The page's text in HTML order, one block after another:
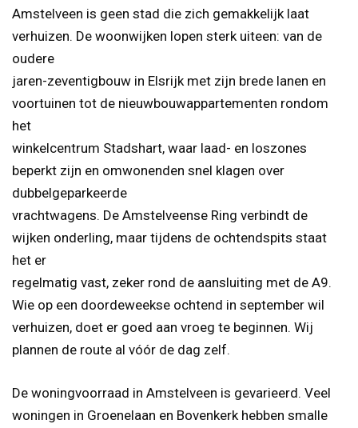
Amstelveen is geen stad die zich gemakkelijk laat
verhuizen. De woonwijken lopen sterk uiteen: van de
oudere
jaren-zeventigbouw in Elsrijk met zijn brede lanen en
voortuinen tot de nieuwbouwappartementen rondom
het
winkelcentrum Stadshart, waar laad- en loszones
beperkt zijn en omwonenden snel klagen over
dubbelgeparkeerde
vrachtwagens. De Amstelveense Ring verbindt de
wijken onderling, maar tijdens de ochtendspits staat
het er
regelmatig vast, zeker rond de aansluiting met de A9.
Wie op een doordeweekse ochtend in september wil
verhuizen, doet er goed aan vroeg te beginnen. Wij
plannen de route al vóór de dag zelf.
De woningvoorraad in Amstelveen is gevarieerd. Veel
woningen in Groenelaan en Bovenkerk hebben smalle